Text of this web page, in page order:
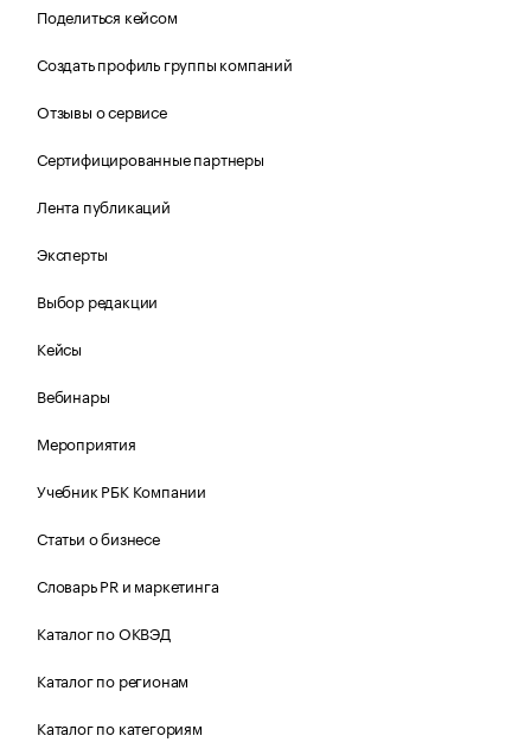
Поделиться кейсом
Создать профиль группы компаний
Отзывы о сервисе
Сертифицированные партнеры
Лента публикаций
Эксперты
Выбор редакции
Кейсы
Вебинары
Мероприятия
Учебник РБК Компании
Статьи о бизнесе
Словарь PR и маркетинга
Каталог по ОКВЭД
Каталог по регионам
Каталог по категориям